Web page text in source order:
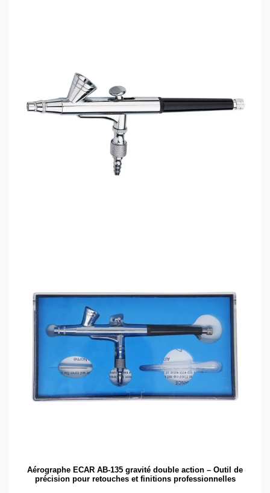
Aérographe ECAR AB-135 gravité double action – Outil de
précision pour retouches et finitions professionnelles